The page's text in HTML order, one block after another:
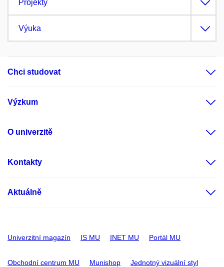
Projekty
Výuka
Chci studovat
Výzkum
O univerzitě
Kontakty
Aktuálně
Univerzitní magazín IS MU INET MU Portál MU
Obchodní centrum MU Munishop Jednotný vizuální styl